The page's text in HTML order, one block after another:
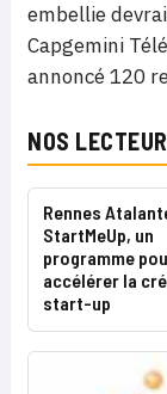
embellie
Capgemini
annoncé 120
NOS
Rennes
StartMeUp, un
programme
accélérer la
start-up